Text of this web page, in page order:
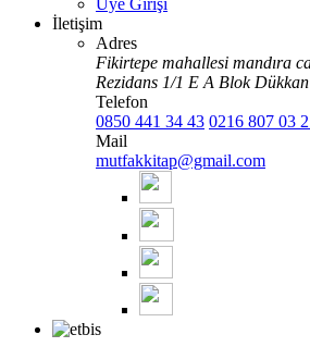
İletişim
Adres
Fikirtepe mahallesi mandıra
Rezidans 1/1 E A Blok
Telefon
0850 441 34 43 0216 807 03
Mail
mutfakkitap@gmail.com